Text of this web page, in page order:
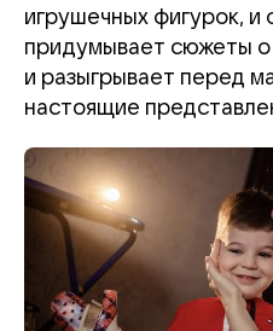
игрушечных фигурок, и
придумывает сюжеты
и разыгрывает перед
настоящие